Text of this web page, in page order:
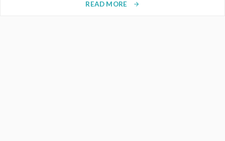
READ MORE arrow_forward